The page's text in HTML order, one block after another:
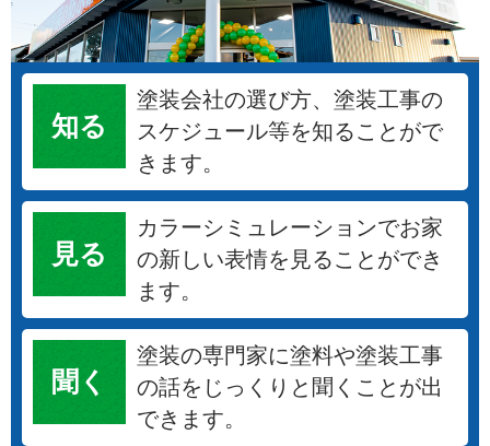
知る
塗装会社の選び方、塗装工事の
スケジュール等を知ることがで
きます。
見る
カラーシミュレーションでお家
の新しい表情を見ることができ
ます。
聞く
塗装の専門家に塗料や塗装工事
の話をじっくりと聞くことが出
できます。